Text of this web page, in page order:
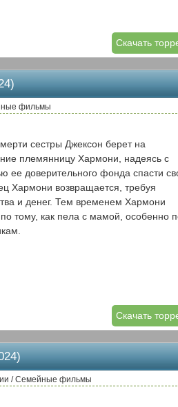
Скачать
фильмы
сестры Джексон берет на
племянницу Хармони, надеясь с
ее доверительного фонда спасти
Хармони возвращается, требуя
и денег. Тем временем Хармони
по тому, как пела с мамой, особенно
Скачать
/ Семейные фильмы